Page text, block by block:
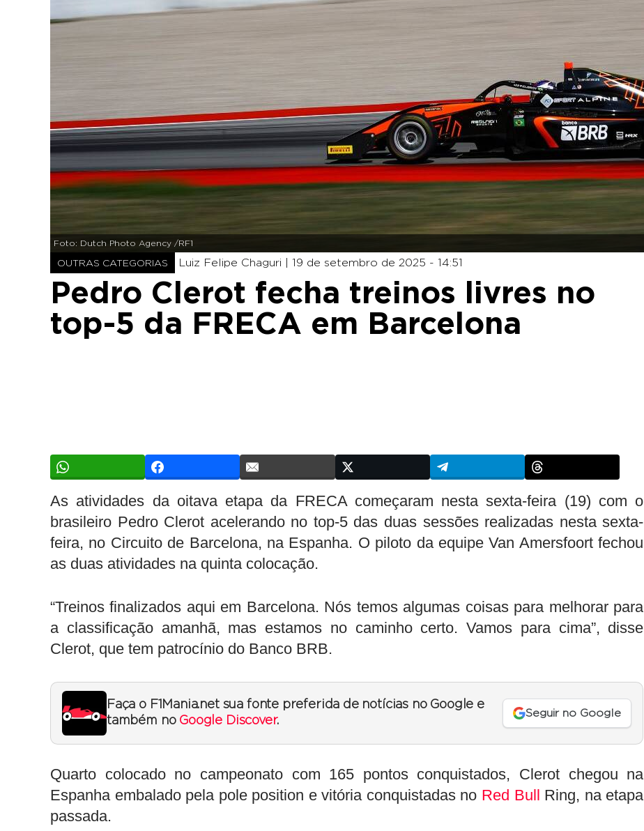
Foto: Dutch Photo Agency /RF1
OUTRAS CATEGORIAS Luiz Felipe Chaguri | 19 de setembro de 2025 - 14:51
Pedro Clerot fecha treinos livres no
top-5 da FRECA em Barcelona
As atividades da oitava etapa da FRECA começaram nesta sexta-feira (19) com o
brasileiro Pedro Clerot acelerando no top-5 das duas sessões realizadas nesta sexta-
feira, no Circuito de Barcelona, na Espanha. O piloto da equipe Van Amersfoort fechou
as duas atividades na quinta colocação.
“Treinos finalizados aqui em Barcelona. Nós temos algumas coisas para melhorar para
a classificação amanhã, mas estamos no caminho certo. Vamos para cima”, disse
Clerot, que tem patrocínio do Banco BRB.
Faça o F1Mania.net sua fonte preferida de notícias no Google e
também no Google Discover.
Seguir no Google
Quarto colocado no campeonato com 165 pontos conquistados, Clerot chegou na
Espanha embalado pela pole position e vitória conquistadas no Red Bull Ring, na etapa
passada.